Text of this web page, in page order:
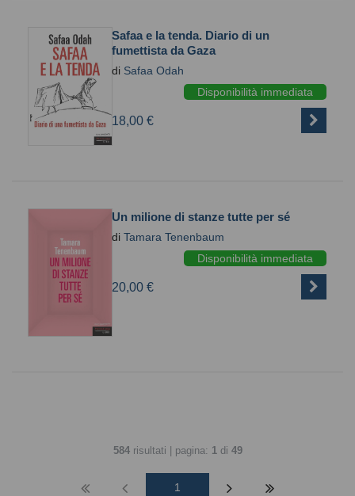
Safaa e la tenda. Diario di un
fumettista da Gaza
di Safaa Odah
Disponibilità immediata
18,00 €
Un milione di stanze tutte per sé
di Tamara Tenenbaum
Disponibilità immediata
20,00 €
584risultati | pagina: 1 di 49
1